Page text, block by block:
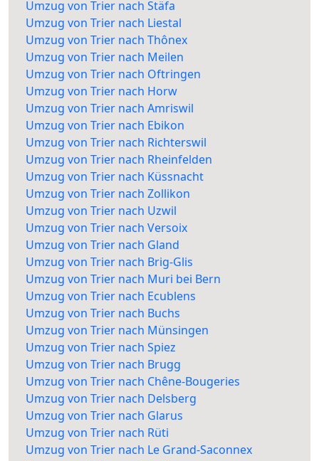
Umzug von Trier nach Stäfa
Umzug von Trier nach Liestal
Umzug von Trier nach Thônex
Umzug von Trier nach Meilen
Umzug von Trier nach Oftringen
Umzug von Trier nach Horw
Umzug von Trier nach Amriswil
Umzug von Trier nach Ebikon
Umzug von Trier nach Richterswil
Umzug von Trier nach Rheinfelden
Umzug von Trier nach Küssnacht
Umzug von Trier nach Zollikon
Umzug von Trier nach Uzwil
Umzug von Trier nach Versoix
Umzug von Trier nach Gland
Umzug von Trier nach Brig-Glis
Umzug von Trier nach Muri bei Bern
Umzug von Trier nach Ecublens
Umzug von Trier nach Buchs
Umzug von Trier nach Münsingen
Umzug von Trier nach Spiez
Umzug von Trier nach Brugg
Umzug von Trier nach Chêne-Bougeries
Umzug von Trier nach Delsberg
Umzug von Trier nach Glarus
Umzug von Trier nach Rüti
Umzug von Trier nach Le Grand-Saconnex